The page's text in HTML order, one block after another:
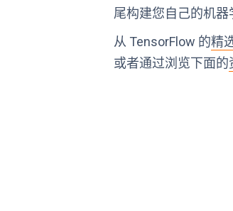
尾构建您自己的机器
从 TensorFlow 的精
或者通过浏览下面的